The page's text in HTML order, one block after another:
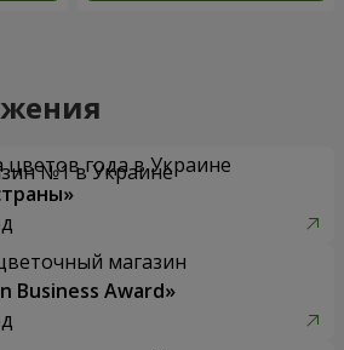
цветов года в Украине
магазин
Business Award»